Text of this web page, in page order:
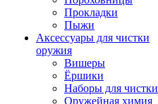
Прокладки
Пыжи
Аксессуары для чистки
оружия
Вишеры
Ёршики
Наборы для чистки
Оружейная химия